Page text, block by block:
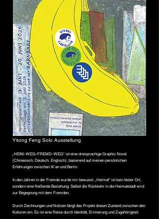
Yitong Feng Solo Ausstellung
„HEIM–WEG–FREMD–WEG“ ist eine dreisprachige Graphic Novel
(Chinesisch, Deutsch, Englisch), basierend auf meinen persönlichen
Erfahrungen zwischen Xi’an und Berlin.
In den Jahren in der Fremde wurde mir bewusst: „Heimat“ ist kein fester Ort,
sondern eine fließende Beziehung. Selbst die Rückkehr in die Heimatstadt wird
zur Begegnung mit dem Fremden.
Durch Zeichnungen und Notizen fängt das Projekt diesen Zustand zwischen den
Kulturen ein. Es ist eine Reise durch Identität, Erinnerung und Zugehörigkeit.